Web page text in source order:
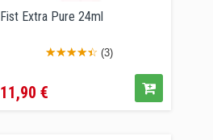
Fist Extra Pure 24ml
(3)
11,90 €